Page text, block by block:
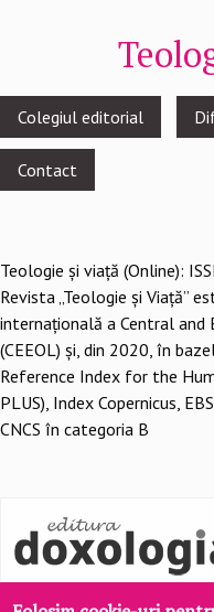
Footer
menu
Colegiul editorial
Contact
Teologie şi viaţă (Online):
Revista „Teologie și Viață”
internațională a Central and
(CEEOL) și, din 2020, în
Reference Index for the
PLUS), Index Copernicus,
CNCS în categoria B